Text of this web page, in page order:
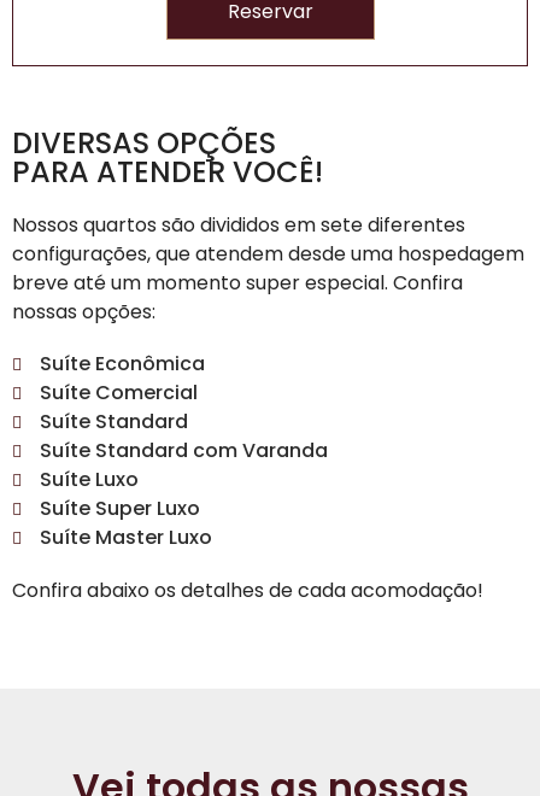
DIVERSAS OPÇÕES
PARA ATENDER VOCÊ!
Nossos quartos são divididos em sete diferentes
configurações, que atendem desde uma hospedagem
breve até um momento super especial. Confira
nossas opções:
Suíte Econômica
Suíte Comercial
Suíte Standard
Suíte Standard com Varanda
Suíte Luxo
Suíte Super Luxo
Suíte Master Luxo
Confira abaixo os detalhes de cada acomodação!